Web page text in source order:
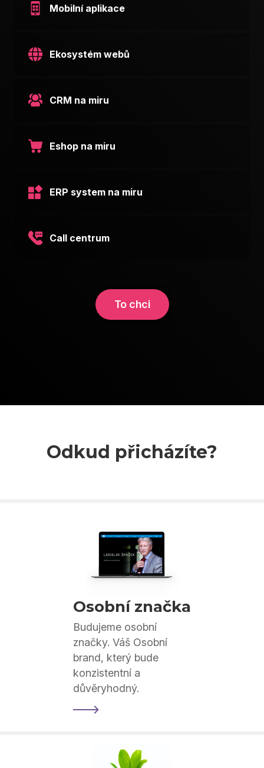
Mobilní aplikace
Ekosystém webů
CRM na miru
Eshop na miru
ERP system na miru
Call centrum
To chci
Odkud přicházíte?
Osobní značka
Budujeme osobní
značky. Váš Osobní
brand, který bude
konzistentní a
důvěryhodný.